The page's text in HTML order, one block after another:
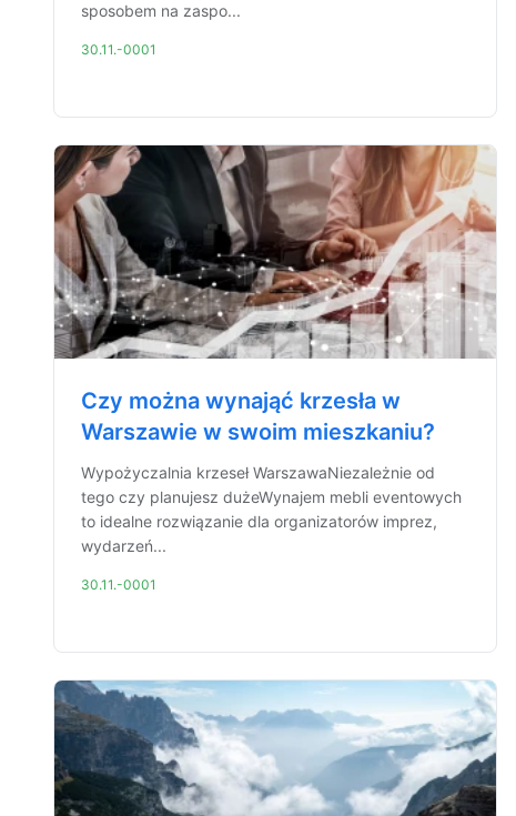
sposobem na zaspo...
30.11.-0001
Czy można wynająć krzesła w
Warszawie w swoim mieszkaniu?
Wypożyczalnia krzeseł WarszawaNiezależnie od
tego czy planujesz dużeWynajem mebli eventowych
to idealne rozwiązanie dla organizatorów imprez,
wydarzeń...
30.11.-0001